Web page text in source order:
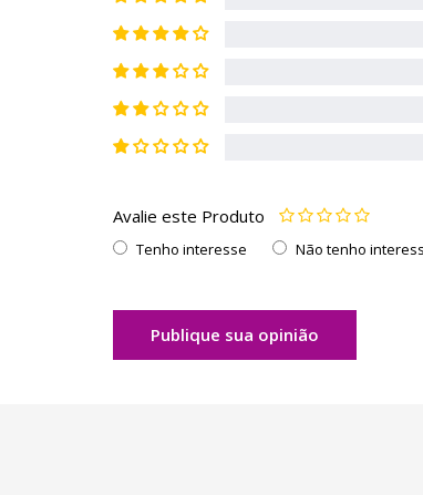
Avalie este Produto
Tenho interesse Não tenho
Publique sua opinião